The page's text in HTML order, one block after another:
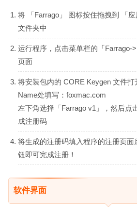
将 「Farrago」 图标按住拖拽到 「应
文件夹中
运行程序，点击菜单栏的「Farrago-
页面
将安装包内的 CORE Keygen 文件打
Name处填写：foxmac.com
左下角选择「Farrago v1」，然后点
成注册码
将生成的注册码填入程序的注册页面
钮即可完成注册！
软件界面